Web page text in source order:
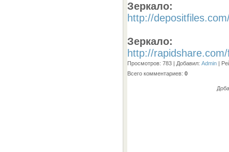
Зеркало:
http://
Зеркало:
http://
Просмотров: 783 | Добавил: Admin |
Всего комментариев: 0